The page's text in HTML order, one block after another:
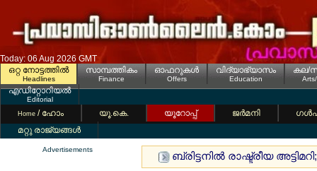
Today: 06 Aug 2026 GMT
ഒറ്റ നോട്ടത്തില്‍
Headlines
സാമ്പത്തികം
Finance
ഓഫറുകള്‍
Offers
വിദ്യാഭ്യാസം
Education
കല/
എഡിറ്റോറിയല്‍
Editorial
Home / ഹോം യൂ.കെ. യൂറോപ്പ് ജര്‍മനി
മറ്റു രാജ്യങ്ങള്‍
Advertisements
ബ്രിട്ടനില്‍ രാഷ്ട്രീയ